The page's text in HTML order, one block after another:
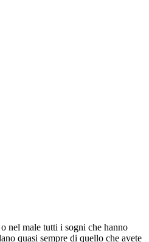
nel male tutti i sogni che hanno
quasi sempre di quello che avete